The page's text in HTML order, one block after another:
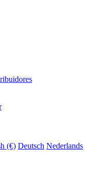
(€) Deutsch Nederlands